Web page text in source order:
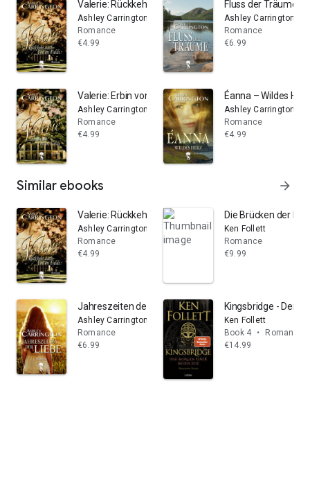
Valerie: Rückkehr nach Cotton Fields
Ashley Carrington
Romance
€4.99
Fluss der Träume
Ashley Carrington
Romance
€6.99
Valerie: Erbin von Cotton Fields
Ashley Carrington
Romance
€4.99
Éanna – Wildes
Ashley Carrington
Romance
€4.99
Similar ebooks arrow_forward
Valerie: Rückkehr nach Cotton Fields
Ashley Carrington
Romance
€4.99
Die Brücken der
Ken Follett
Romance
€9.99
Jahreszeiten der Liebe
Ashley Carrington
Romance
€6.99
Kingsbridge - Der
Ken Follett
Book 4
•
Romance
€14.99